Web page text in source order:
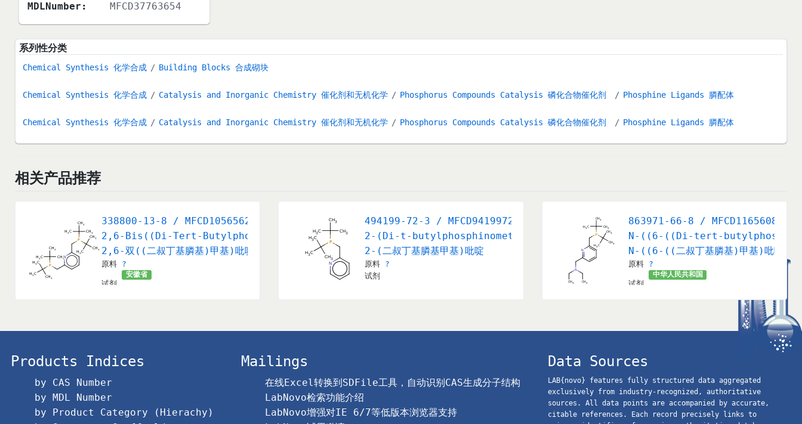
MDLNumber: MFCD37763654
系列性分类
Chemical Synthesis 化学合成 Building Blocks 合成砌块
Chemical Synthesis 化学合成 Catalysis and Inorganic Chemistry 催化剂和无机化学 Phosphorus Compounds Catalysis 磷化合物催化剂 Phosphine Ligands 膦配体
Chemical Synthesis 化学合成 Catalysis and Inorganic Chemistry 催化剂和无机化学 Phosphorus Compounds Catalysis 磷化合物催化剂 Phosphine Ligands 膦配体
相关产品推荐
338800-13-8 / MFCD10565623
2,6-Bis((Di-Tert-Butylphosphino)Methyl)Pyridine
2,6-双((二叔丁基膦基)甲基)吡啶
原料 ?
试剂
安徽省
494199-72-3 / MFCD94199723
2-(Di-t-butylphosphinomethyl)pyridine
2-(二叔丁基膦基甲基)吡啶
原料 ?
试剂
863971-66-8 / MFCD11656080
N-((6-((Di-tert-
N-((6-((二叔丁基膦基)甲基)吡啶-2-
原料 ?
试剂
中华人民共和国
Products Indices
by CAS Number
by MDL Number
by Product Category (Hierachy)
Mailings
在线Excel转换到SDFile工具，自动识别CAS生成分子结构
LabNovo检索功能介绍
LabNovo增强对IE 6/7等低版本浏览器支持
Data Sources
LAB{novo} features fully structured data aggregated
exclusively from industry-recognized, authoritative
sources. All data points are accompanied by accurate,
citable references. Each record precisely links to